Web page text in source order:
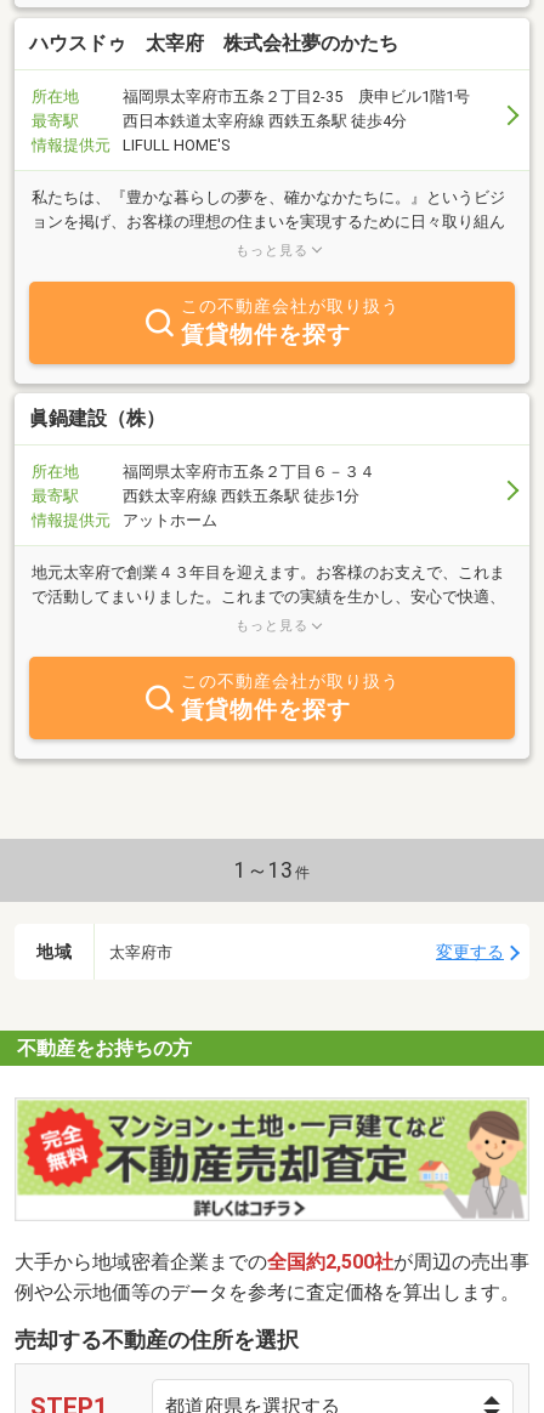
ハウスドゥ 太宰府 株式会社夢のかたち
所在地
福岡県太宰府市五条２丁目2-35 庚申ビル1階1号
最寄駅
西日本鉄道太宰府線 西鉄五条駅 徒歩4分
情報提供元
LIFULL HOME'S
私たちは、『豊かな暮らしの夢を、確かなかたちに。』というビジ
ョンを掲げ、お客様の理想の住まいを実現するために日々取り組ん
でいます。小さな疑問や不安なことでも構いません。どうぞお気軽
もっと見る
この不動産会社が取り扱う
賃貸物件を探す
眞鍋建設（株）
所在地
福岡県太宰府市五条２丁目６－３４
最寄駅
西鉄太宰府線 西鉄五条駅 徒歩1分
情報提供元
アットホーム
地元太宰府で創業４３年目を迎えます。お客様のお支えで、これま
で活動してまいりました。これまでの実績を生かし、安心で快適、
納得の出来るお住まいをご提供致します。注文住宅、土地探し、リ
産の事ならお任せ下さい。お客様のお住まい造りに少しでもお力に
なれるよう、最大限努力致します。お気軽にご相談下さいませ。
もっと見る
この不動産会社が取り扱う
賃貸物件を探す
1～13 件
地域 太宰府市 変更する
不動産をお持ちの方
大手から地域密着企業までの全国約2,500社が周辺の売出事
例や公示地価等のデータを参考に査定価格を算出します。
売却する不動産の住所を選択
STEP1